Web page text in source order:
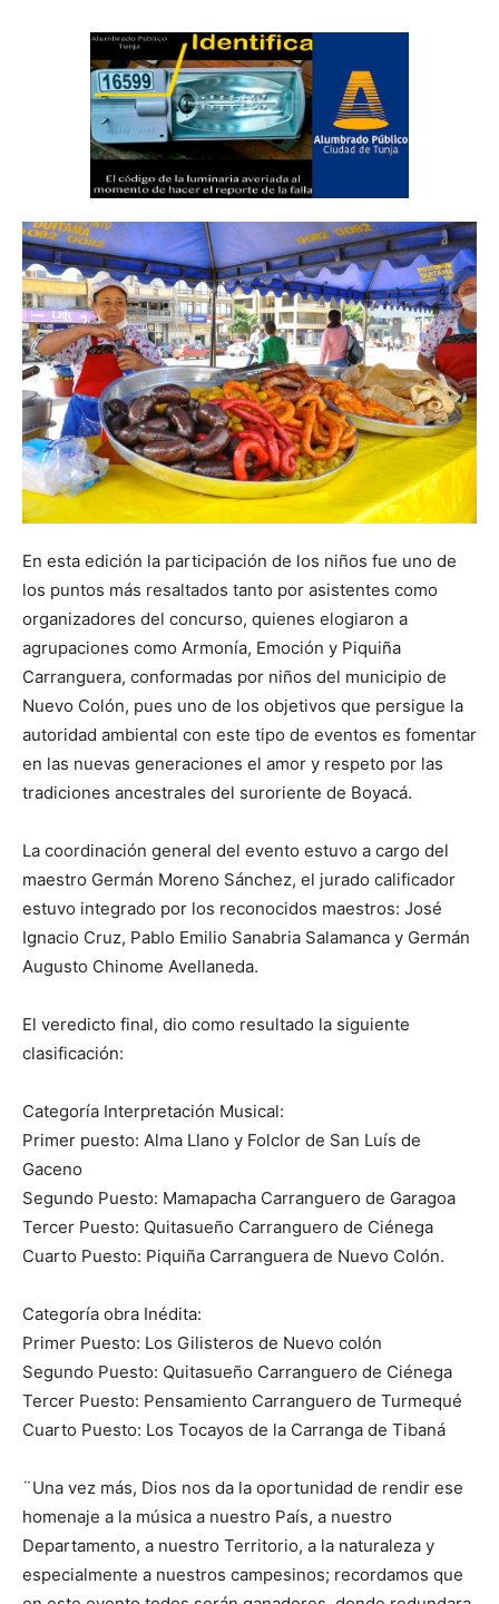
En esta edición la participación de los niños fue uno de
los puntos más resaltados tanto por asistentes como
organizadores del concurso, quienes elogiaron a
agrupaciones como Armonía, Emoción y Piquiña
Carranguera, conformadas por niños del municipio de
Nuevo Colón, pues uno de los objetivos que persigue la
autoridad ambiental con este tipo de eventos es fomentar
en las nuevas generaciones el amor y respeto por las
tradiciones ancestrales del suroriente de Boyacá.
La coordinación general del evento estuvo a cargo del
maestro Germán Moreno Sánchez, el jurado calificador
estuvo integrado por los reconocidos maestros: José
Ignacio Cruz, Pablo Emilio Sanabria Salamanca y Germán
Augusto Chinome Avellaneda.
El veredicto final, dio como resultado la siguiente
clasificación:
Categoría Interpretación Musical:
Primer puesto: Alma Llano y Folclor de San Luís de
Gaceno
Segundo Puesto: Mamapacha Carranguero de Garagoa
Tercer Puesto: Quitasueño Carranguero de Ciénega
Cuarto Puesto: Piquiña Carranguera de Nuevo Colón.
Categoría obra Inédita:
Primer Puesto: Los Gilisteros de Nuevo colón
Segundo Puesto: Quitasueño Carranguero de Ciénega
Tercer Puesto: Pensamiento Carranguero de Turmequé
Cuarto Puesto: Los Tocayos de la Carranga de Tibaná
¨Una vez más, Dios nos da la oportunidad de rendir ese
homenaje a la música a nuestro País, a nuestro
Departamento, a nuestro Territorio, a la naturaleza y
especialmente a nuestros campesinos; recordamos que